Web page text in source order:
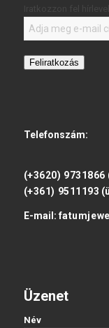
Feliratkozás
Telefonszám:
(+3620) 9731866
(+361) 9511193
E-mail:
Üzenet
Név